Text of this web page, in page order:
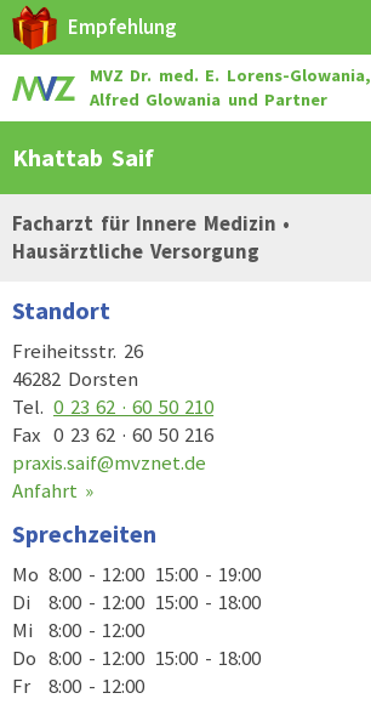
Empfehlung
MVZ Dr. med. E. Lorens-Glowania,
Alfred Glowania und Partner
Khattab Saif
Facharzt für Innere Medizin •
Hausärztliche Versorgung
Standort
Freiheitsstr. 26
46282 Dorsten
Tel. 0 23 62 · 60 50 210
Fax 0 23 62 · 60 50 216
praxis.saif@mvznet.de
Anfahrt »
Sprechzeiten
Mo 8:00 - 12:00 15:00 - 19:00
Di
8:00 - 12:00 15:00 - 18:00
Mi 8:00 - 12:00
Do 8:00 - 12:00 15:00 - 18:00
Fr
8:00 - 12:00